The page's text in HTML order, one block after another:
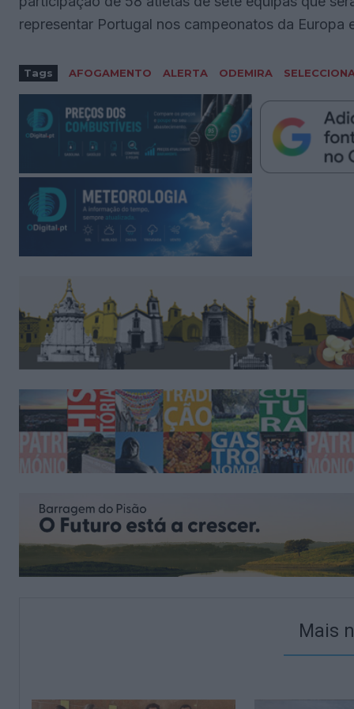
representar Portugal nos campeonatos da
Tags AFOGAMENTO ALERTA ODEMIRA
Mais